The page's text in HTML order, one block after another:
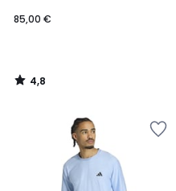
85,00 €
4,8
/